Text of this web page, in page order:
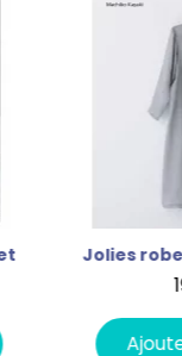
robes toutes
Ajouter au panier